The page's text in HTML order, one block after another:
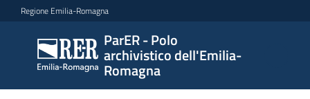
Vai al contenuto
Vai alla navigazione
Vai al footer
Regione Emilia-Romagna
ParER - Polo
archivistico dell'Emilia-
Romagna
ParER -
Polo
archivistico